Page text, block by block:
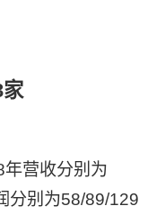
营收分别为
分别为58/89/129